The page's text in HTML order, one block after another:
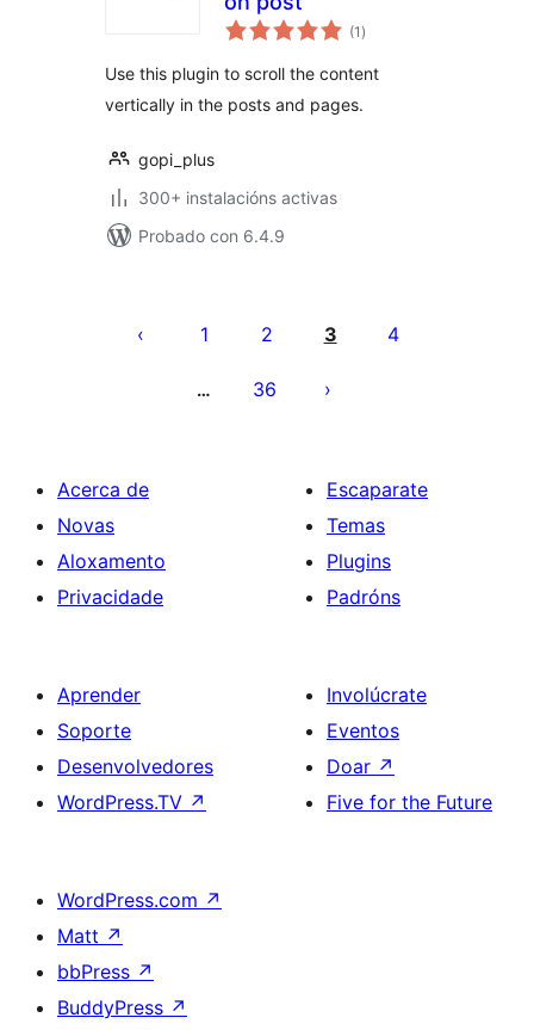
(1 valoracións
totais
)
Use this plugin to scroll the content
vertically in the posts and pages.
gopi_plus
300+ instalacións activas
Probado con 6.4.9
1 2 3 4
… 36
Acerca de
Novas
Aloxamento
Privacidade
Escaparate
Temas
Plugins
Padróns
Aprender
Soporte
Desenvolvedores
WordPress.TV ↗
Involúcrate
Eventos
Doar ↗
Five for the Future
WordPress.com ↗
Matt ↗
bbPress ↗
BuddyPress ↗